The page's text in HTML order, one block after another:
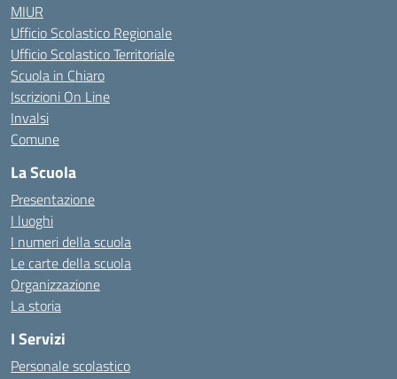
MIUR
Ufficio Scolastico Regionale
Ufficio Scolastico Territoriale
Scuola in Chiaro
Iscrizioni On Line
Invalsi
Comune
La Scuola
Presentazione
I luoghi
I numeri della scuola
Le carte della scuola
Organizzazione
La storia
I Servizi
Personale scolastico